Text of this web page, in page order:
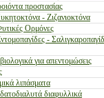
προστασίας
- Ζιζανιοκτόνα
Ορμόνες
-
για απεντομώσεις
λιπάσματα
διαφυλλικά